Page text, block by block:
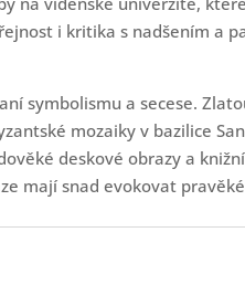
i kritika s nadšením a
symbolismu a secese.
mozaiky v bazilice
deskové obrazy a
mají snad evokovat